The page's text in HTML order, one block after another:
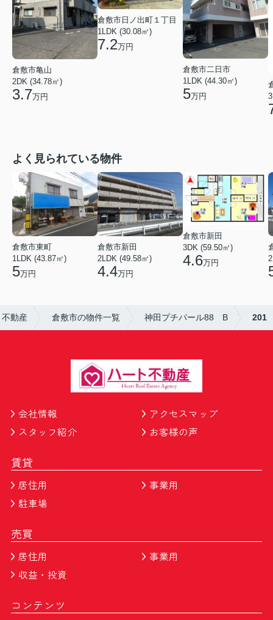
倉敷市亀山
2DK (34.78㎡)
3.7万円
倉敷市日ノ出町１丁目
1LDK (30.08㎡)
7.2万円
倉敷市二日市
1LDK (44.30㎡)
5万円
よく見られている物件
倉敷市東町
1LDK (43.87㎡)
5万円
倉敷市新田
2LDK (49.58㎡)
4.4万円
倉敷市新田
3DK (59.50㎡)
4.6万円
動産 倉敷市の物件一覧 神田プチパール88 B 201
会社情報
アクセスマップ
スタッフ紹介
お客様の声
賃貸
居住用
事業用
駐車場
売買
居住用
事業用
収益・投資
コンテンツ